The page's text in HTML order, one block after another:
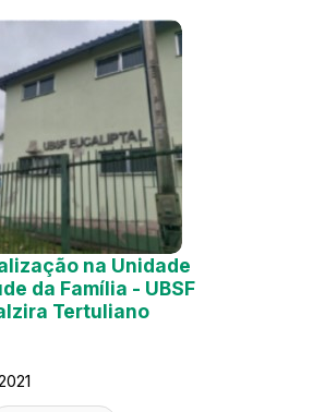
na Unidade
da Família - UBSF
Tertuliano